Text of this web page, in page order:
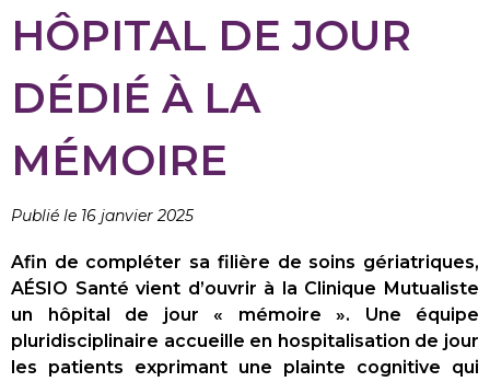
HÔPITAL DE JOUR
DÉDIÉ À LA
MÉMOIRE
Publié le 16 janvier 2025
Afin de compléter sa filière de soins gériatriques,
AÉSIO Santé vient d’ouvrir à la Clinique Mutualiste
un hôpital de jour « mémoire ». Une équipe
pluridisciplinaire accueille en hospitalisation de jour
les patients exprimant une plainte cognitive qui